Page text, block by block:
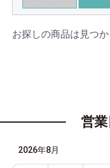
お探しの商品は見つ
営
2026年8月